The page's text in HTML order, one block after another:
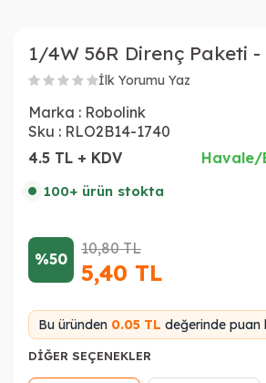
1/4W 56R Direnç Paketi
İlk Yorumu Yaz
Marka : Robolink
Sku : RLO2B14-1740
4.5 TL + KDV
Havale/
100+ ürün stokta
%50
10,80TL
5,40 TL
Bu üründen 0.05 TL değerinde puan
DIĞER SEÇENEKLER